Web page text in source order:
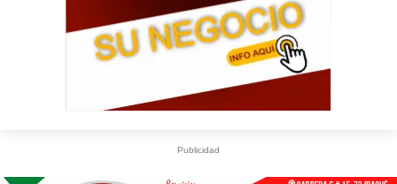
Publicidad